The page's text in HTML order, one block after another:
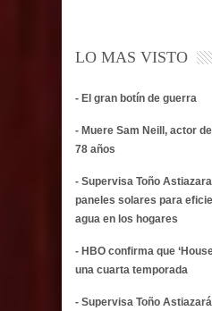
LO MAS VISTO
- El gran botín de guerra
- Muere Sam Neill, actor
78 años
- Supervisa Toño
paneles solares para
agua en los hogares
- HBO confirma que
una cuarta temporada
- Supervisa Toño